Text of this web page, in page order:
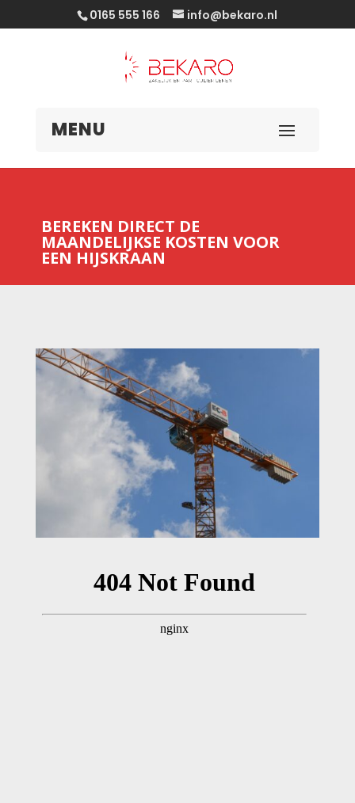
0165 555 166 info@bekaro.nl
BEREKEN DIRECT DE
MAANDELIJKSE KOSTEN VOOR
EEN HIJSKRAAN